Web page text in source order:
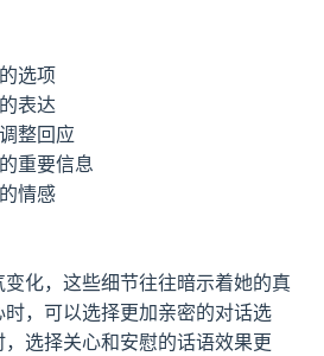
选项
表达
整回应
重要信息
情感
化，这些细节往往暗示着她的真
，可以选择更加亲密的对话选
选择关心和安慰的话语效果更